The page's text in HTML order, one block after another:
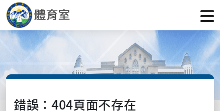
錯誤：404頁面不存在